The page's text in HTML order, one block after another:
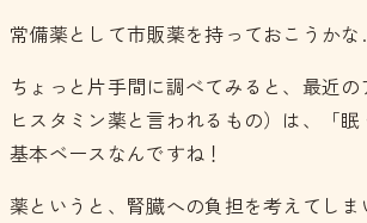
常備薬として市販薬を持っておこうかな
ちょっと片手間に調べてみると、最近
ヒスタミン薬と言われるもの）は、「
基本ベースなんですね！
薬というと、腎臓への負担を考えてし